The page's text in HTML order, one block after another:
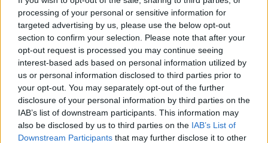
processing of your personal or sensitive information for
targeted advertising by us, please use the below opt-out
section to confirm your selection. Please note that after your
opt-out request is processed you may continue seeing
interest-based ads based on personal information utilized by
us or personal information disclosed to third parties prior to
your opt-out. You may separately opt-out of the further
disclosure of your personal information by third parties on the
IAB’s list of downstream participants. This information may
also be disclosed by us to third parties on the IAB’s List of
Downstream Participants that may further disclose it to other
för en bilägare i Stockholmsområdet. Han fick själv ta
en del av kostnaden när en av motorerna behövde
bytas ut.
Text
Erik Söderholm
Fotograf
Simon Hamelius